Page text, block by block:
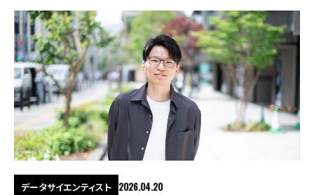
データサイエンティスト 2026.04.20